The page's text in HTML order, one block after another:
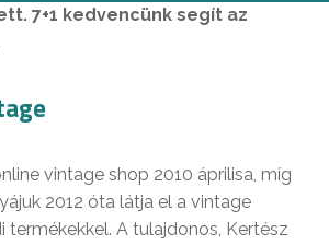
7+1 kedvencünk segít az
vintage shop 2010 áprilisa, míg
2012 óta látja el a vintage
termékekkel. A tulajdonos, Kertész